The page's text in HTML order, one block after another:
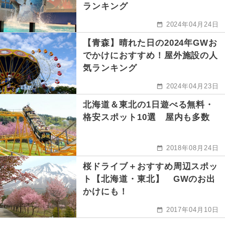
ランキング
2024年04月24日
【青森】晴れた日の2024年GWお
でかけにおすすめ！屋外施設の人
気ランキング
2024年04月23日
北海道＆東北の1日遊べる無料・
格安スポット10選 屋内も多数
2018年08月24日
桜ドライブ＋おすすめ周辺スポッ
ト【北海道・東北】 GWのお出
かけにも！
2017年04月10日